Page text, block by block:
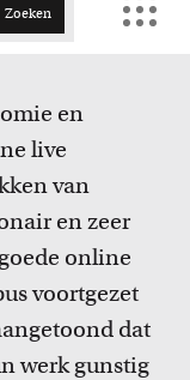
Zoeken
en
live
van
en zeer
online
voortgezet
dat
werkgunstig